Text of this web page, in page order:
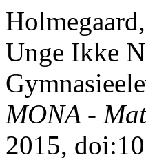
Unge Ikke
MONA -
2015,